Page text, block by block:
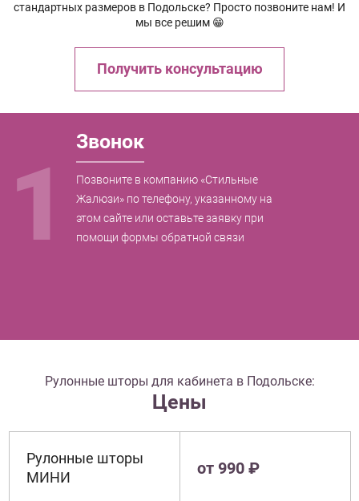
стандартных размеров в Подольске? Просто позвоните нам! И
мы все решим 😁
Получить консультацию
1
Звонок
Позвоните в компанию «Стильные
Жалюзи» по телефону, указанному на
этом сайте или оставьте заявку при
помощи формы обратной связи
Рулонные шторы для кабинета в Подольске:
Цены
Рулонные шторы
МИНИ
от 990 ₽